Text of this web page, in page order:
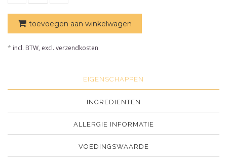
toevoegen aan winkelwagen
* incl. BTW, excl. verzendkosten
EIGENSCHAPPEN
INGREDIENTEN
ALLERGIE INFORMATIE
VOEDINGSWAARDE